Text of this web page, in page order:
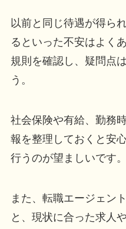
以前と同じ待遇が得ら
るといった不安はよく
規則を確認し、疑問点
う。
社会保険や有給、勤務
報を整理しておくと安
行うのが望ましいです。
また、転職エージェン
と、現状に合った求人